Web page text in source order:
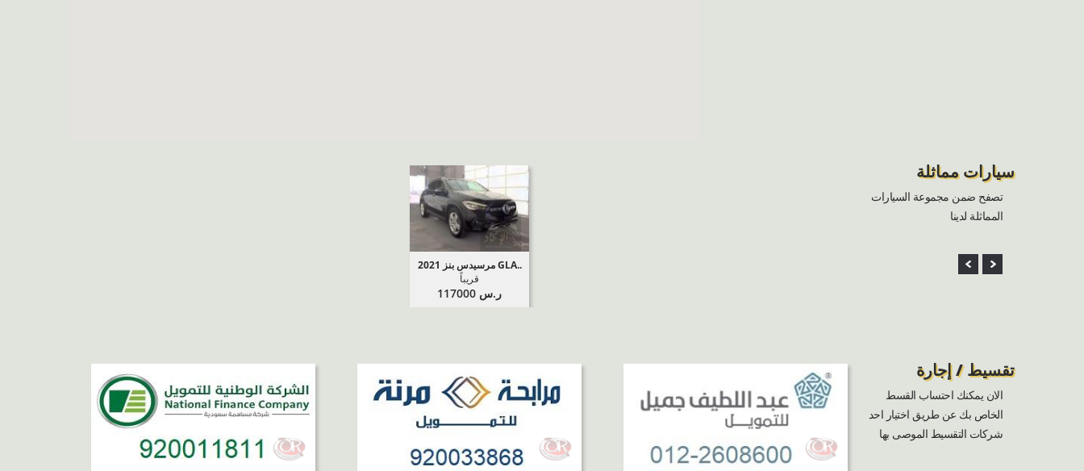
سيارات مماثلة
تصفح ضمن مجموعة السيارات
المماثلة لدينا
2021 مرسيدس بنز GLA..
قريباً
ر.س 117000
تقسيط / إجارة
الان يمكنك احتساب القسط
الخاص بك عن طريق اختيار احد
شركات التقسيط الموصى بها